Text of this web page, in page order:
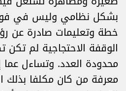
بشكل نظامي وليس في
خطة وتعليمات صادرة عن
الوقفة الاحتجاجية لم تكن
محدودة العدد. وتساءل
معرفة من كان مكلفا بذلك